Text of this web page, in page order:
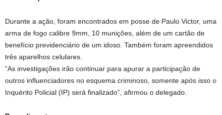
Durante a ação, foram encontrados em posse de Paulo Victor, uma
arma de fogo calibre 9mm, 10 munições, além de um cartão de
benefício previdenciário de um idoso. Também foram apreendidos
três aparelhos celulares.
“As investigações irão continuar para apurar a participação de
outros influenciadores no esquema criminoso, somente após isso o
Inquérito Policial (IP) será finalizado”, afirmou o delegado.